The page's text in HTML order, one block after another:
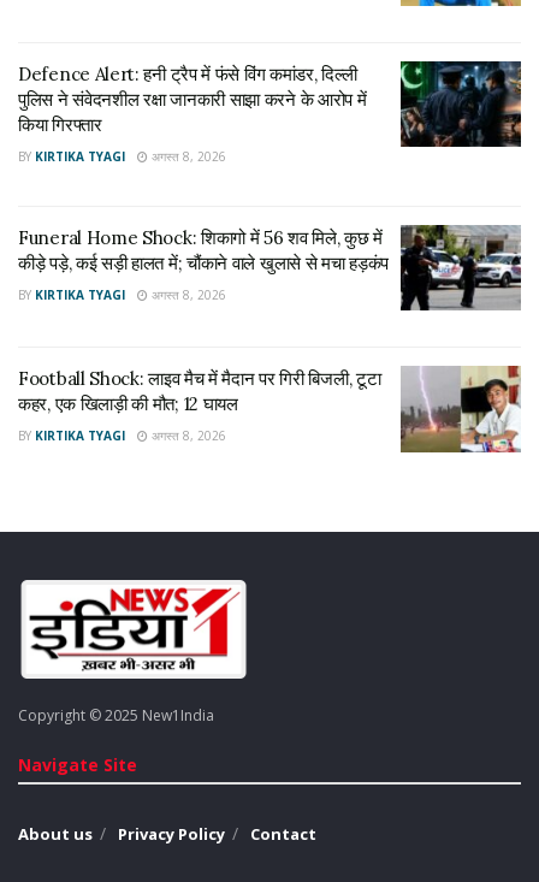
Defence Alert: हनी ट्रैप में फंसे विंग कमांडर, दिल्ली
पुलिस ने संवेदनशील रक्षा जानकारी साझा करने के आरोप में
किया गिरफ्तार
BY KIRTIKA TYAGI अगस्त 8, 2026
Funeral Home Shock: शिकागो में 56 शव मिले, कुछ में
कीड़े पड़े, कई सड़ी हालत में; चौंकाने वाले खुलासे से मचा हड़कंप
BY KIRTIKA TYAGI अगस्त 8, 2026
Football Shock: लाइव मैच में मैदान पर गिरी बिजली, टूटा
कहर, एक खिलाड़ी की मौत; 12 घायल
BY KIRTIKA TYAGI अगस्त 8, 2026
Copyright © 2025 New1India
Navigate Site
About us Privacy Policy Contact